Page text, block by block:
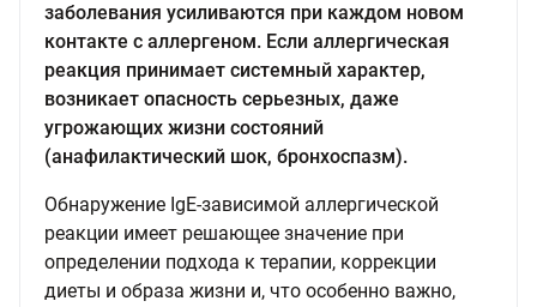
заболевания усиливаются при каждом новом
контакте с аллергеном. Если аллергическая
реакция принимает системный характер,
возникает опасность серьезных, даже
угрожающих жизни состояний
(анафилактический шок, бронхоспазм).
Обнаружение IgE-зависимой аллергической
реакции имеет решающее значение при
определении подхода к терапии, коррекции
диеты и образа жизни и, что особенно важно,